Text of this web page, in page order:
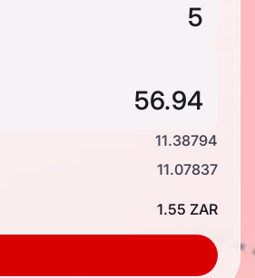
11.38794
11.07837
1.55 ZAR